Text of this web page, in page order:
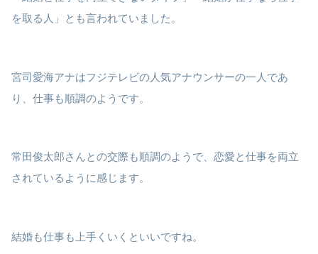
を取る人」とも言われていました。
宮司愛海アナはフジテレビの人気アナウンサーの一人であ
り、仕事も順調のようです。
常田俊太郎さんとの交際も順調のようで、恋愛と仕事を両立
されているように感じます。
結婚も仕事も上手くいくといいですね。